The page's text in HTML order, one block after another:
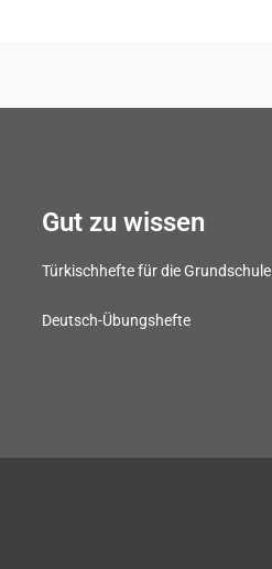
Gut zu wissen
Türkischhefte für die Grundschule
Deutsch-Übungshefte